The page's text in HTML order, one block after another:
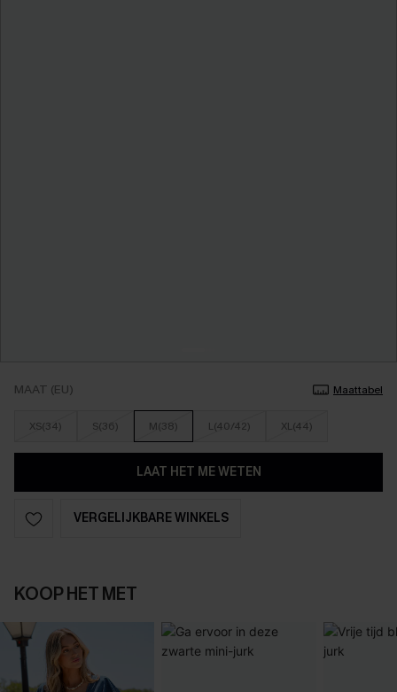
MAAT (EU) Maattabel
XS(34) S(36) M(38) L(40/42) XL(44)
LAAT HET ME WETEN
VERGELIJKBARE WINKELS
KOOP HET MET